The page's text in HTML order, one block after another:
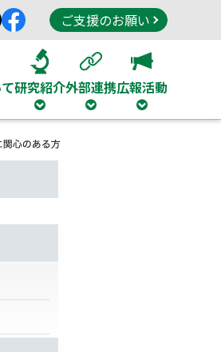
ご支援のお願い
研究紹介外部連携広報活動